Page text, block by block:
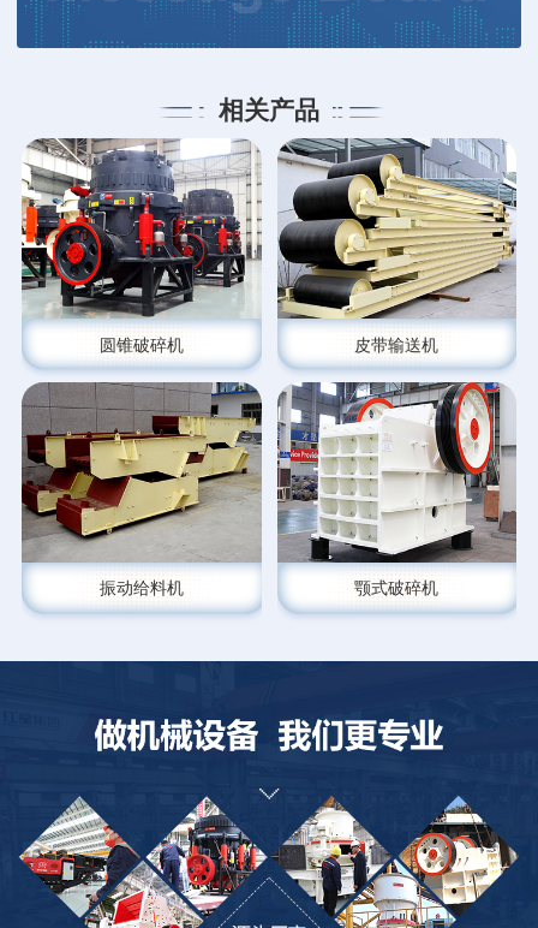
相关产品
圆锥破碎机 皮带输送机
振动给料机 颚式破碎机